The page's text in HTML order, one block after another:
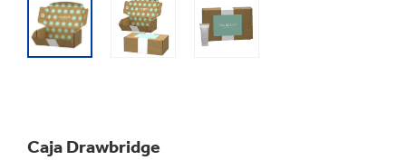
Caja Drawbridge